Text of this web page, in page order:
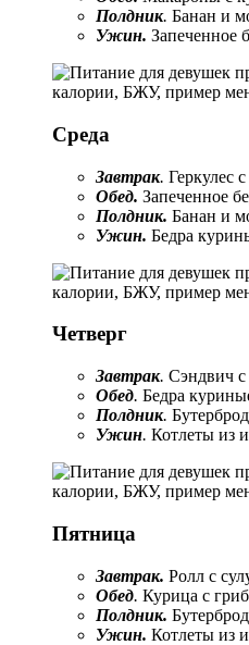
Полдник. Банан и
Ужин. Запеченное
Среда
Завтрак. Геркулес
Обед. Запеченное
Полдник. Банан и
Ужин. Бедра
Четверг
Завтрак. Сэндвич с
Обед. Бедра
Полдник.
Ужин. Котлеты из
Пятница
Завтрак. Ролл с
Обед. Курица с
Полдник.
Ужин. Котлеты из